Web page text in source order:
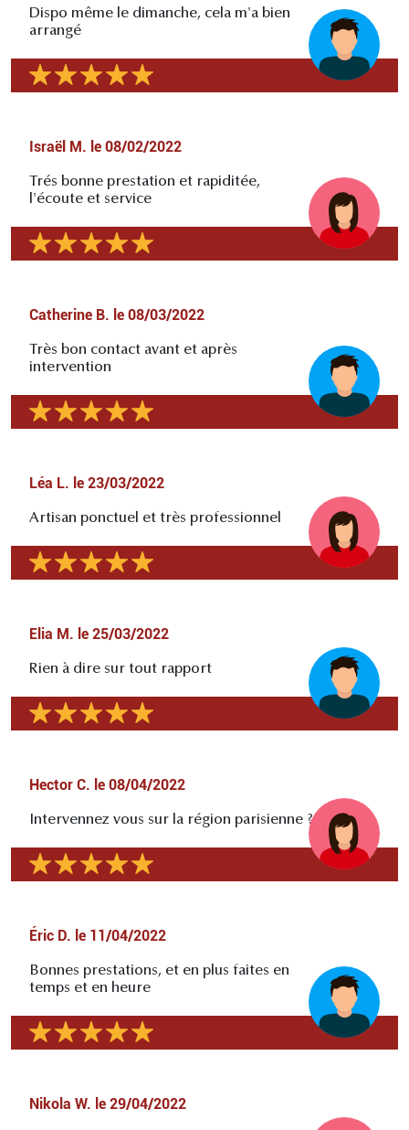
Dispo même le dimanche, cela m'a bien
arrangé
Israël M. le 08/02/2022
Trés bonne prestation et rapiditée,
l'écoute et service
Catherine B. le 08/03/2022
Très bon contact avant et après
intervention
Léa L. le 23/03/2022
Artisan ponctuel et très professionnel
Elia M. le 25/03/2022
Rien à dire sur tout rapport
Hector C. le 08/04/2022
Intervennez vous sur la région parisienne ?
Éric D. le 11/04/2022
Bonnes prestations, et en plus faites en
temps et en heure
Nikola W. le 29/04/2022